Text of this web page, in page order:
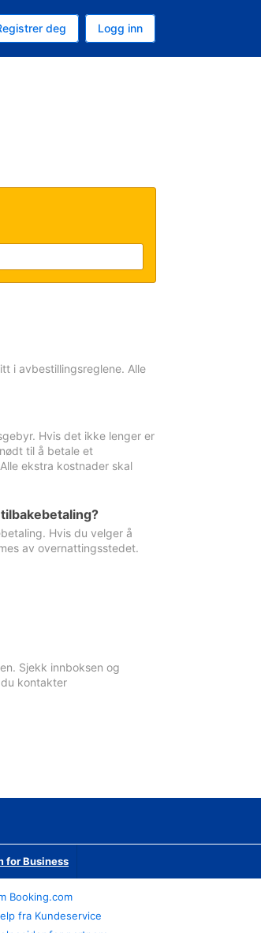
deg Logg inn
i avbestillingsreglene. Alle
Hvis det ikke lenger er
til å betale et
ekstra kostnader skal
Hvis du velger å
av overnattingsstedet.
Sjekk innboksen og
kontakter
for Business
Booking.com
fra Kundeservice